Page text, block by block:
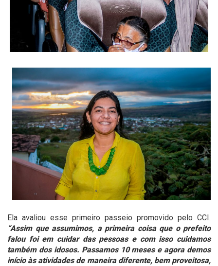
Ela avaliou esse primeiro passeio promovido pelo CCI.
“Assim que assumimos, a primeira coisa que o prefeito
falou foi em cuidar das pessoas e com isso cuidamos
também dos idosos. Passamos 10 meses e agora demos
início às atividades de maneira diferente, bem proveitosa,